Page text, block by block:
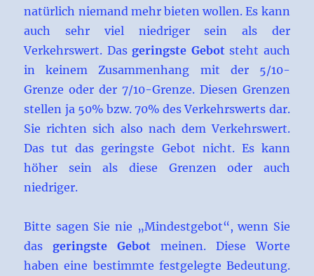
natürlich niemand mehr bieten wollen. Es kann
auch sehr viel niedriger sein als der
Verkehrswert. Das geringste Gebotsteht auch
in keinem Zusammenhang mit der 5/10-
Grenze oder der 7/10-Grenze. Diesen Grenzen
stellen ja 50% bzw. 70% des Verkehrswerts dar.
Sie richten sich also nach dem Verkehrswert.
Das tut das geringste Gebot nicht. Es kann
höher sein als diese Grenzen oder auch
niedriger.
Bitte sagen Sie nie „Mindestgebot“, wenn Sie
das geringste Gebot meinen. Diese Worte
haben eine bestimmte festgelegte Bedeutung.